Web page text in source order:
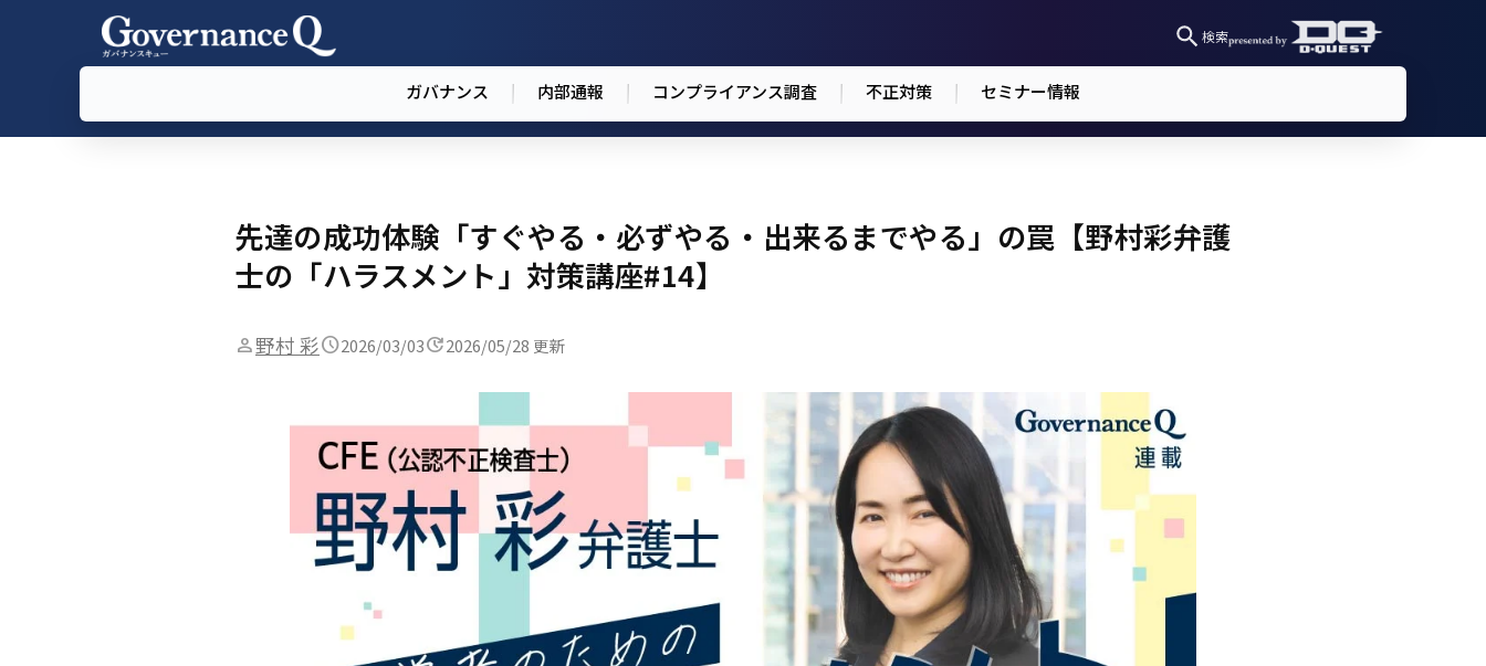
検索
ガバナンス 内部通報 コンプライアンス調査 不正対策 セミナー情報
先達の成功体験「すぐやる・必ずやる・出来るまでやる」の罠【野村彩弁護
士の「ハラスメント」対策講座#14】
野村 彩 2026/03/03 2026/05/28 更新